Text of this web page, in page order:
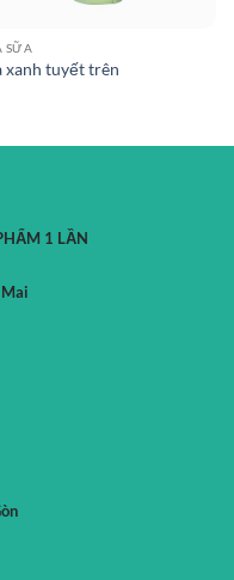
SỮA
xanh tuyết trên
1 LẦN